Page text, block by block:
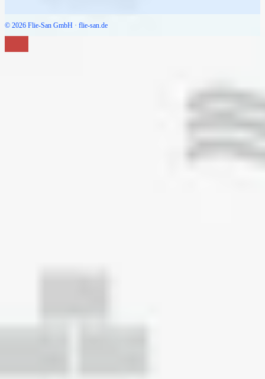
© 2026 Flie-San GmbH · flie-san.de